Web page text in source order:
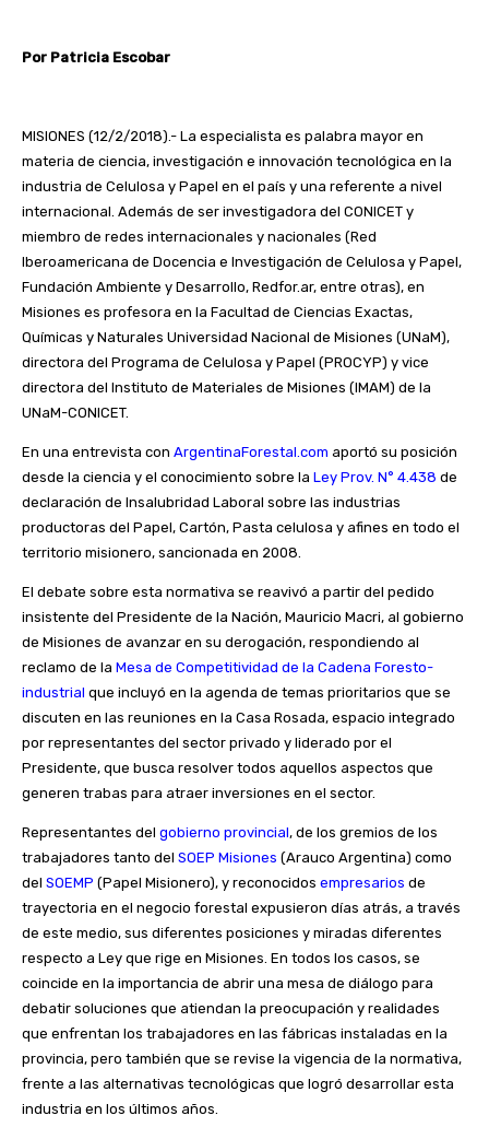
Por Patricia Escobar
MISIONES (12/2/2018).- La especialista es palabra mayor en
materia de ciencia, investigación e innovación tecnológica en la
industria de Celulosa y Papel en el país y una referente a nivel
internacional. Además de ser investigadora del CONICET y
miembro de redes internacionales y nacionales (Red
Iberoamericana de Docencia e Investigación de Celulosa y Papel,
Fundación Ambiente y Desarrollo, Redfor.ar, entre otras), en
Misiones es profesora en la Facultad de Ciencias Exactas,
Químicas y Naturales Universidad Nacional de Misiones (UNaM),
directora del Programa de Celulosa y Papel (PROCYP) y vice
directora del Instituto de Materiales de Misiones (IMAM) de la
UNaM-CONICET.
En una entrevista con ArgentinaForestal.com aportó su posición
desde la ciencia y el conocimiento sobre la Ley Prov. N° 4.438 de
declaración de Insalubridad Laboral sobre las industrias
productoras del Papel, Cartón, Pasta celulosa y afines en todo el
territorio misionero, sancionada en 2008.
El debate sobre esta normativa se reavivó a partir del pedido
insistente del Presidente de la Nación, Mauricio Macri, al gobierno
de Misiones de avanzar en su derogación, respondiendo al
reclamo de la Mesa de Competitividad de la Cadena Foresto-
industrial que incluyó en la agenda de temas prioritarios que se
discuten en las reuniones en la Casa Rosada, espacio integrado
por representantes del sector privado y liderado por el
Presidente, que busca resolver todos aquellos aspectos que
generen trabas para atraer inversiones en el sector.
Representantes del gobierno provincial, de los gremios de los
trabajadores tanto del SOEP Misiones (Arauco Argentina) como
del SOEMP (Papel Misionero), y reconocidos empresarios de
trayectoria en el negocio forestal expusieron días atrás, a través
de este medio, sus diferentes posiciones y miradas diferentes
respecto a Ley que rige en Misiones. En todos los casos, se
coincide en la importancia de abrir una mesa de diálogo para
debatir soluciones que atiendan la preocupación y realidades
que enfrentan los trabajadores en las fábricas instaladas en la
provincia, pero también que se revise la vigencia de la normativa,
frente a las alternativas tecnológicas que logró desarrollar esta
industria en los últimos años.